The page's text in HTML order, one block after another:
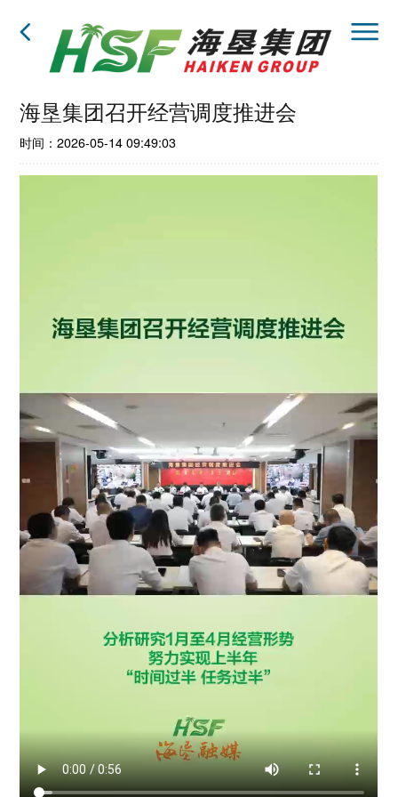
海垦集团召开经营调度推进会
时间：2026-05-14 09:49:03